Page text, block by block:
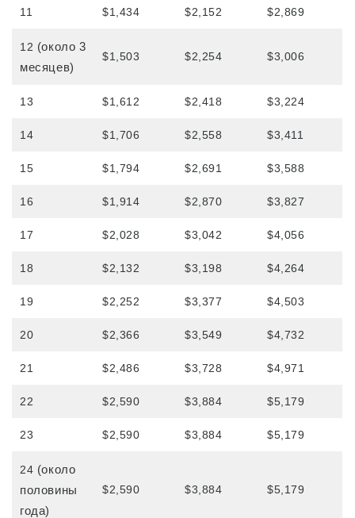
визы (виза F-1)
Послеобеденные занятия для студентов-
переводчиков и нынешних студентов
Форма онлайн-заявки
Процесс от подачи заявления до
Для нынешних студентов
исключение
Обзор школы
11 $1,434 $2,152 $2,869
12 (около 3
месяцев)
$1,503 $2,254 $3,006
13 $1,612 $2,418 $3,224
14 $1,706 $2,558 $3,411
15 $1,794 $2,691 $3,588
16 $1,914 $2,870 $3,827
17 $2,028 $3,042 $4,056
18 $2,132 $3,198 $4,264
19 $2,252 $3,377 $4,503
20 $2,366 $3,549 $4,732
21 $2,486 $3,728 $4,971
22 $2,590 $3,884 $5,179
23 $2,590 $3,884 $5,179
24 (около
половины
года)
$2,590 $3,884 $5,179